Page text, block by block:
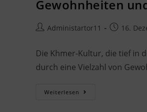
Gewohnheiten
Administartor11 16.
Die Khmer-Kultur, die tief in
durch eine Vielzahl von
Weiterlesen